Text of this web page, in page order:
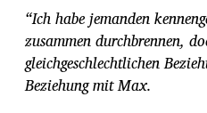
s
d
a
t
u
“Ich habe jemanden
zusammen durchbrennen,
gleichgeschlechtlichen
Beziehung mit Max.